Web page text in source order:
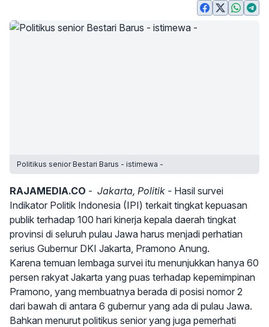
Politikus senior Bestari Barus - istimewa -
RAJAMEDIA.CO - Jakarta, Politik - Hasil survei
Indikator Politik Indonesia (IPI) terkait tingkat kepuasan
publik terhadap 100 hari kinerja kepala daerah tingkat
provinsi di seluruh pulau Jawa harus menjadi perhatian
serius Gubernur DKI Jakarta, Pramono Anung.
Karena temuan lembaga survei itu menunjukkan hanya 60
persen rakyat Jakarta yang puas terhadap kepemimpinan
Pramono, yang membuatnya berada di posisi nomor 2
dari bawah di antara 6 gubernur yang ada di pulau Jawa.
Bahkan menurut politikus senior yang juga pemerhati